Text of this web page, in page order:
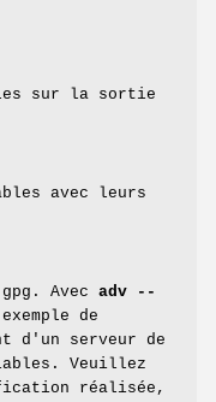
sur la sortie
avec leurs
Avec adv --
de
d'un serveur de
Veuillez
réalisée,